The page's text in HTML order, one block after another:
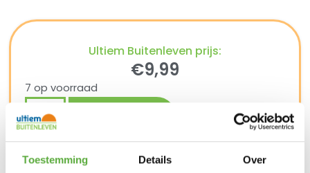
Toestemming Details Over
Ultiem Buitenleven prijs:
€9,99
7 op voorraad
Gratis verzending vanaf €250,-*